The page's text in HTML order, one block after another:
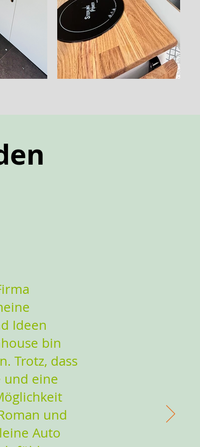
Ideen
bin
Trotz, dass
und eine
und
Auto